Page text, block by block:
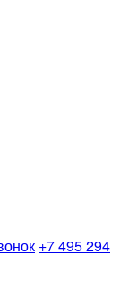
+7 495 294